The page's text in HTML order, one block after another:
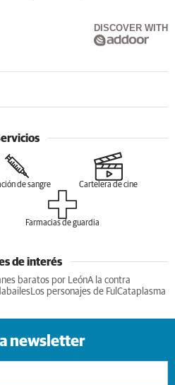
DISCOVER WITH
de sangre Cartelera de cine
Farmacias de guardia
de interés
baratos por LeónA la contra
Los personajes de Ful Cataplasma
newsletter